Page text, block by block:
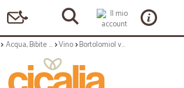
Acqua, Bibite e Alcolici Vino Bortolomiol valdobbiadene suavis cl.75